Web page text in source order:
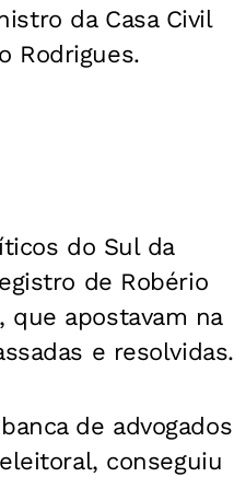
da Casa Civil
Rodrigues.
do Sul da
de Robério
apostavam na
e resolvidas.
de advogados
conseguiu